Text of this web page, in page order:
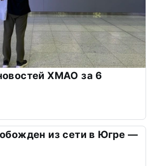
ХМАО за 6
из сети в Югре —